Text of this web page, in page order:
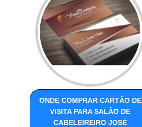
ONDE COMPRAR CARTÃO DE
VISITA PARA SALÃO DE
CABELEIREIRO JOSÉ